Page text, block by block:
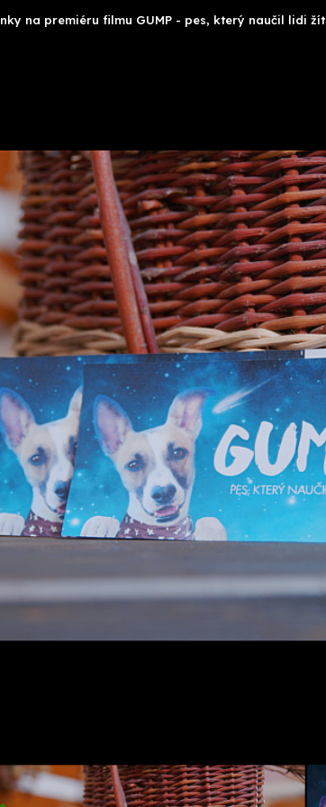
na premiéru filmu GUMP - pes, který naučil lidi žít